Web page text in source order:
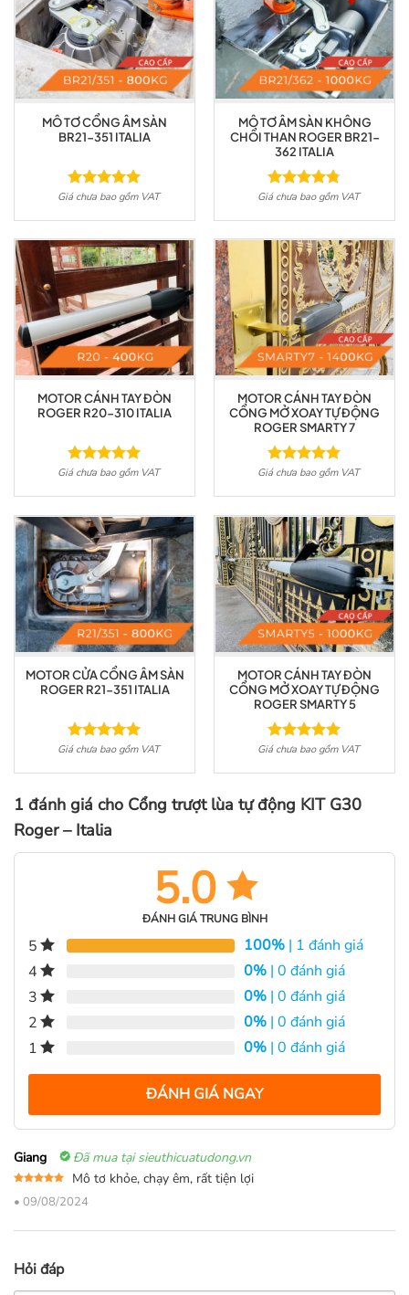
MÔ TƠ CỔNG ÂM SÀN
BR21-351 ITALIA
Được xếp
Giá chưa bao gồm VAT
MÔ TƠ ÂM SÀN KHÔNG
CHỔI THAN ROGER BR21-
362 ITALIA
Được xếp
Giá chưa bao gồm VAT
MOTOR CÁNH TAY ĐÒN
ROGER R20-310 ITALIA
Được xếp
Giá chưa bao gồm VAT
MOTOR CÁNH TAY ĐÒN
CỔNG MỞ XOAY TỰ ĐỘNG
ROGER SMARTY 7
Được xếp
Giá chưa bao gồm VAT
MOTOR CỬA CỔNG ÂM SÀN
ROGER R21-351 ITALIA
Được xếp
Giá chưa bao gồm VAT
MOTOR CÁNH TAY ĐÒN
CỔNG MỞ XOAY TỰ ĐỘNG
ROGER SMARTY 5
Được xếp
Giá chưa bao gồm VAT
1 đánh giá cho Cổng trượt lùa tự động KIT G30
Roger – Italia
5.0
ĐÁNH GIÁ TRUNG BÌNH
5 100% | 1 đánh giá
4
0% | 0 đánh giá
3
0% | 0 đánh giá
2
0% | 0 đánh giá
1
0% | 0 đánh giá
ĐÁNH GIÁ NGAY
Giang Đã mua tại sieuthicuatudong.vn
hạng55
Mô tơ khỏe, chạy êm, rất tiện lợi
• 09/08/2024
Hỏi đáp